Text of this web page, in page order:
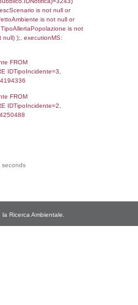
FROM
ON
=